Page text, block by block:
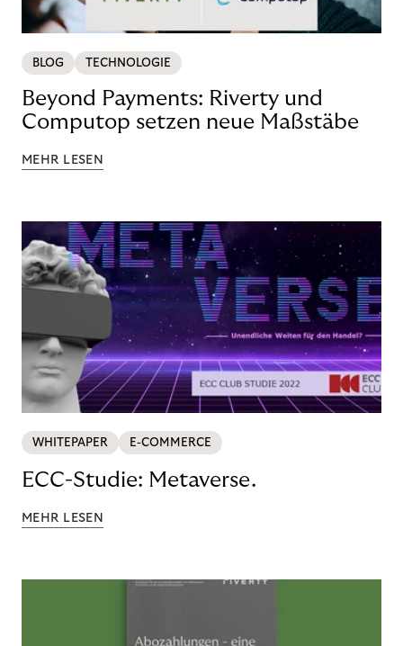
BLOG TECHNOLOGIE
Beyond Payments: Riverty und
Computop setzen neue Maßstäbe
MEHR LESEN
WHITEPAPER E-COMMERCE
ECC-Studie: Metaverse.
MEHR LESEN